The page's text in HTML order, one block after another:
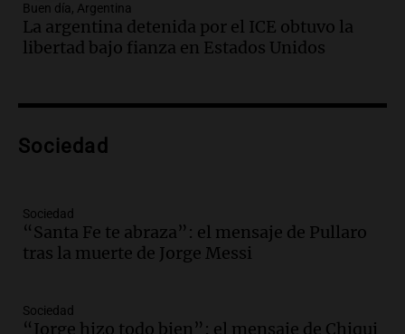
Audio.Nutricionista derribó el mito del
desayuno ideal: ¿ qué alimentos
conviene priorizar cada día ?
Audio.
Audio. Mateo, a los 25 años, lucha
contra el tiempo: necesita un trasplante
Episodios
Buen día, Argentina
La argentina detenida por el ICE obtuvo la
libertad bajo fianza en Estados Unidos
Sociedad
Sociedad
“Santa Fe te abraza”: el mensaje de Pullaro
tras la muerte de Jorge Messi
Sociedad
“Jorge hizo todo bien”: el mensaje de Chiqui